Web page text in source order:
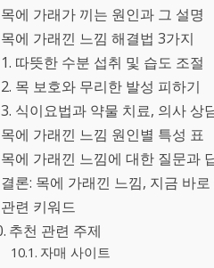
목에 가래가 끼는 원인과 그 설명
목에 가래낀 느낌 해결법 3가지
1. 따뜻한 수분 섭취 및 습도 조절
2. 목 보호와 무리한 발성 피하기
3. 식이요법과 약물 치료, 의사 상
목에 가래낀 느낌 원인별 특성 표
목에 가래낀 느낌에 대한 질문과
결론: 목에 가래낀 느낌, 지금 바
관련 키워드
추천 관련 주제
자매 사이트